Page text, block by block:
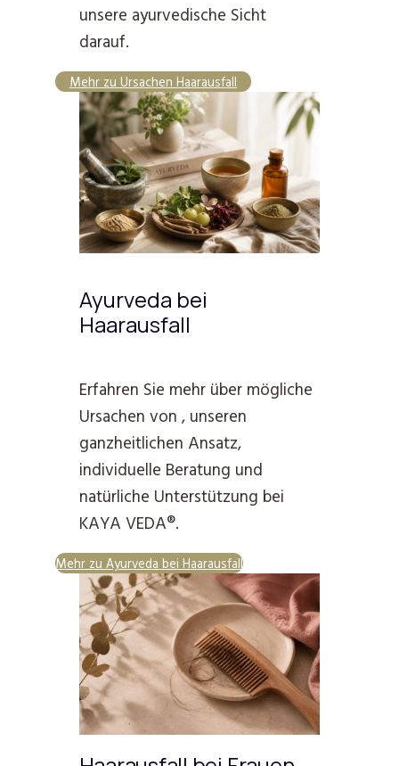
unsere ayurvedische Sicht
darauf.
Mehr zu Ursachen Haarausfall
Ayurveda bei
Haarausfall
Erfahren Sie mehr über mögliche
Ursachen von , unseren
ganzheitlichen Ansatz,
individuelle Beratung und
natürliche Unterstützung bei
KAYA VEDA®.
Mehr zu Ayurveda bei Haarausfall